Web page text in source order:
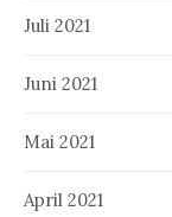
Juli 2021
Juni 2021
Mai 2021
April 2021